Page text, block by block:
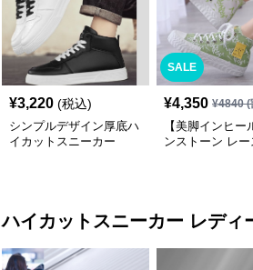
¥3,220 (税込)
シンプルデザイン厚底ハ
イカットスニーカー
SALE
¥4,350 ¥4840(
【美脚インヒー
ンストーン レ
ハイカットスニーカー レディ